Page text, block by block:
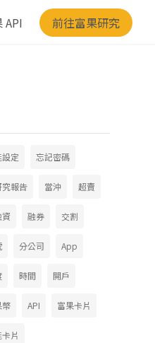
API 前往富果研究
定 忘記密碼
究報告 當沖 超賣
資 融券 交割
分公司 App
時間 開戶
幣 API 富果卡片
片